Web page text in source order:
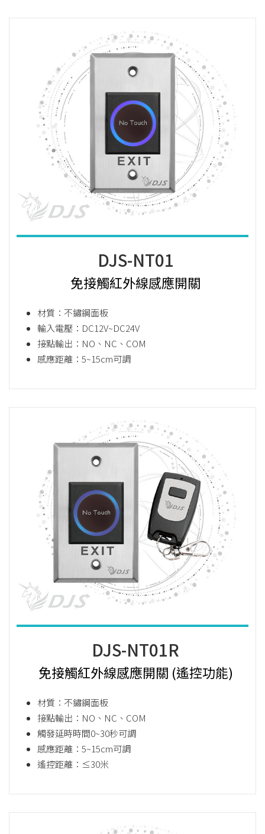
DJS-NT01
免接觸紅外線感應開關
材質：不鏽鋼面板
輸入電壓：DC12V~DC24V
接點輸出：NO、NC、COM
感應距離：5~15cm可調
DJS-NT01R
免接觸紅外線感應開關 (遙控功能)
材質：不鏽鋼面板
接點輸出：NO、NC、COM
觸發延時時間0~30秒可調
感應距離：5~15cm可調
遙控距離：≤30米